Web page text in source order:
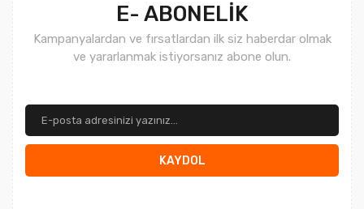
E- ABONELİK
Kampanyalardan ve fırsatlardan ilk siz haberdar olmak
ve yararlanmak istiyorsanız abone olun.
KAYDOL